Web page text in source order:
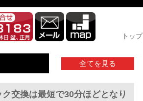
トップ
全てを見る
交換は最短で30分ほどとなり